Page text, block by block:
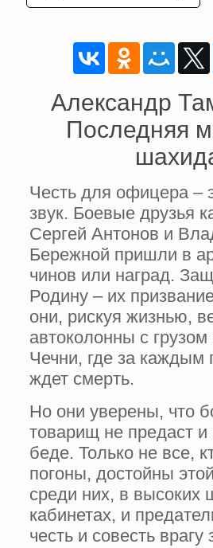
Александр
Последняя
Честь для офицера –
звук. Боевые друзья
Сергей Антонов и
Бережной пришли в
чинов или наград.
Родину – их
они, рискуя жизнью,
автоколонны с грузом
Чечни, где за каждым
ждет смерть.
Но они уверены, что
товарищ не предаст и
беде. Только не все,
погоны, достойны
среди них, в высоких
кабинетах, и
честь и совесть врагу